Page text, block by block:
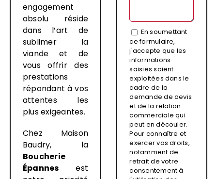
engagement
absolu réside
dans l’art de
sublimer la
viande et de
vous offrir des
prestations
répondant à vos
attentes les
plus exigeantes.
Chez Maison
Baudry, la
Boucherie
Épannes est
En soumettant
ce formulaire,
j'accepte que les
informations
saisies soient
exploitées dans le
cadre de la
demande de devis
et de la relation
commerciale qui
peut en découler.
Pour connaître et
exercer vos droits,
notamment de
retrait de votre
consentement à